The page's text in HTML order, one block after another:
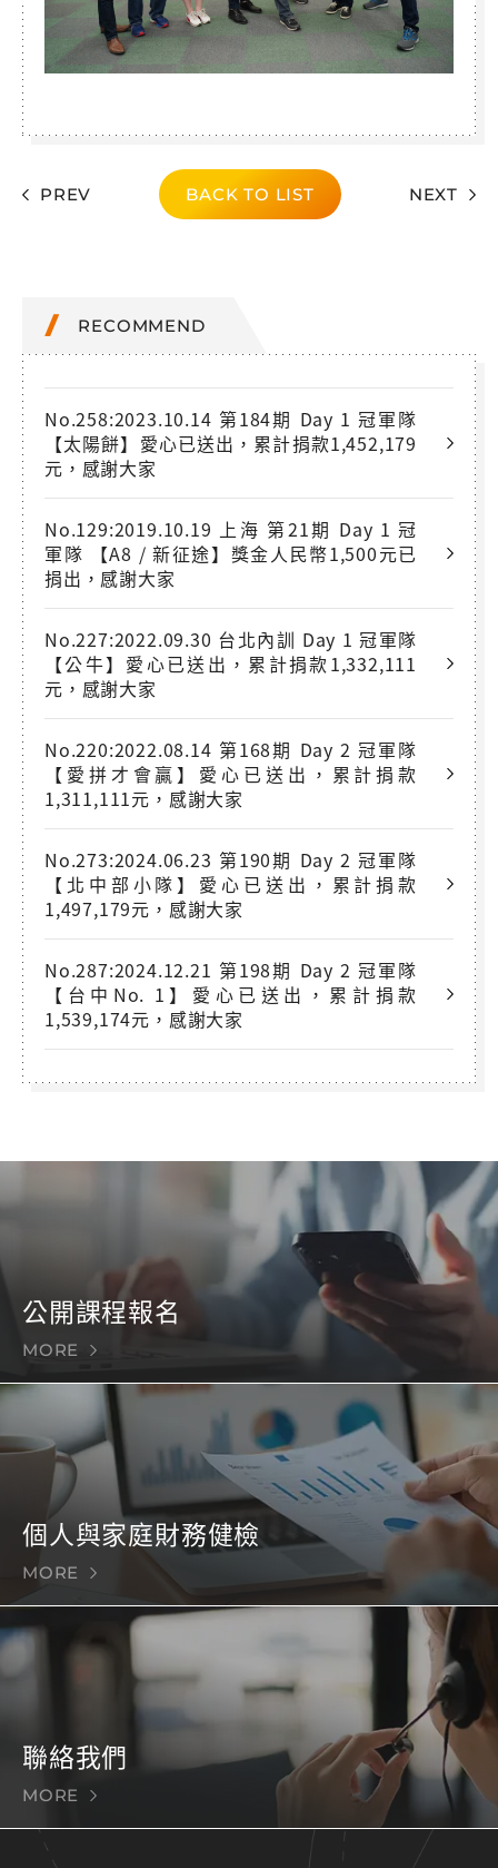
PREV BACK TO LIST NEXT
RECOMMEND
No.258:2023.10.14 第184期 Day 1 冠軍隊
【太陽餅】愛心已送出，累計捐款1,452,179
元，感謝大家
No.129:2019.10.19 上海 第21期 Day 1 冠
軍隊 【A8 / 新征途】獎金人民幣1,500元已
捐出，感謝大家
No.227:2022.09.30 台北內訓 Day 1 冠軍隊
【公牛】愛心已送出，累計捐款1,332,111
元，感謝大家
No.220:2022.08.14 第168期 Day 2 冠軍隊
【愛拼才會贏】愛心已送出，累計捐款
1,311,111元，感謝大家
No.273:2024.06.23 第190期 Day 2 冠軍隊
【北中部小隊】愛心已送出，累計捐款
1,497,179元，感謝大家
No.287:2024.12.21 第198期 Day 2 冠軍隊
【台中No. 1】愛心已送出，累計捐款
1,539,174元，感謝大家
公開課程報名
MORE
個人與家庭財務健檢
MORE
聯絡我們
MORE